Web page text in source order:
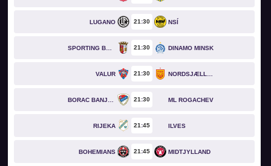
LUGANO 21 30 NSÍ
SPORTING BRAGA 21 30 DINAMO MINSK
VALUR 21 30
21 30 ML ROGACHEV
RIJEKA 21 45 ILVES
BOHEMIANS 21 45 MIDTJYLLAND